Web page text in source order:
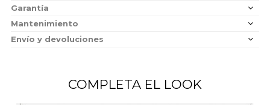
Garantía
Mantenimiento
Envío y devoluciones
COMPLETA EL LOOK